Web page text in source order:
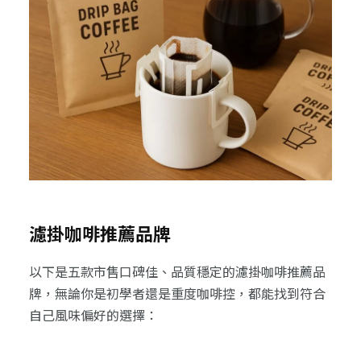
濾掛咖啡推薦品牌
以下是五款市售口碑佳、品質穩定的濾掛咖啡推薦品
牌，無論你是初學者還是重度咖啡控，都能找到符合
自己風味偏好的選擇：